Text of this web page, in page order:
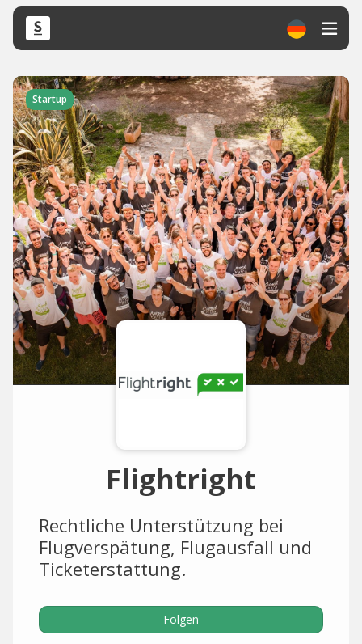
Startup
Flightright
Rechtliche Unterstützung bei
Flugverspätung, Flugausfall und
Ticketerstattung.
Folgen